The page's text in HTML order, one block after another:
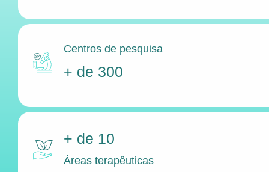
Centros de pesquisa
+ de 300
+ de 10
Áreas terapêuticas